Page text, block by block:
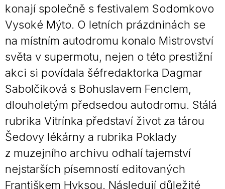
konají společně s festivalem Sodomkovo
Vysoké Mýto. O letních prázdninách se
na místním autodromu konalo Mistrovství
světa v supermotu, nejen o této prestižní
akci si povídala šéfredaktorka Dagmar
Sabolčiková s Bohuslavem Fenclem,
dlouholetým předsedou autodromu. Stálá
rubrika Vitrínka představí život za tárou
Šedovy lékárny a rubrika Poklady
z muzejního archivu odhalí tajemství
nejstarších písemností editovaných
Františkem Hyksou. Následují důležité